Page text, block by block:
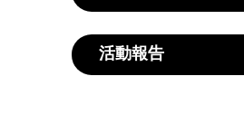
活動報告